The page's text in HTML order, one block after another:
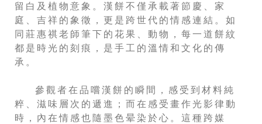
留白及植物意象。漢餅不僅承載著節慶、家
庭、吉祥的象徵，更是跨世代的情感連結。如
同莊惠祺老師筆下的花果、動物，每一道餅紋
都是時光的刻痕，是手工的溫情和文化的傳
承。
參觀者在品嚐漢餅的瞬間，感受到材料純
粹、滋味層次的遞進；而在感受畫作光影律動
時，內在情感也隨墨色晕染於心。這種跨媒